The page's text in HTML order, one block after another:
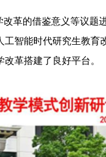
革的借鉴意义等议题
智能时代研究生教育
革搭建了良好平台。